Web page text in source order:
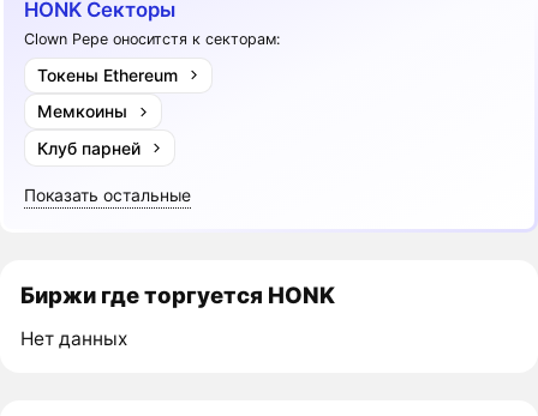
HONK Секторы
Clown Pepe оноситстя к секторам:
Токены Ethereum
Мемкоины
Клуб парней
Показать остальные
Биржи где торгуется HONK
Нет данных